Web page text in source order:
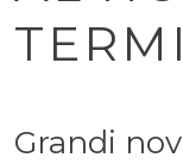
Grandi